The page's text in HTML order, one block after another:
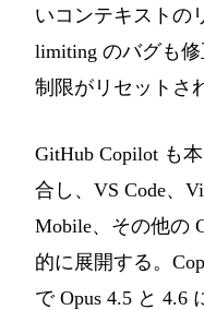
いコンテキストの
limiting のバグも
制限がリセットさ
GitHub Copilot も
合し、VS Code、
Mobile、その他の
的に展開する。
で Opus 4.5 と 4.6